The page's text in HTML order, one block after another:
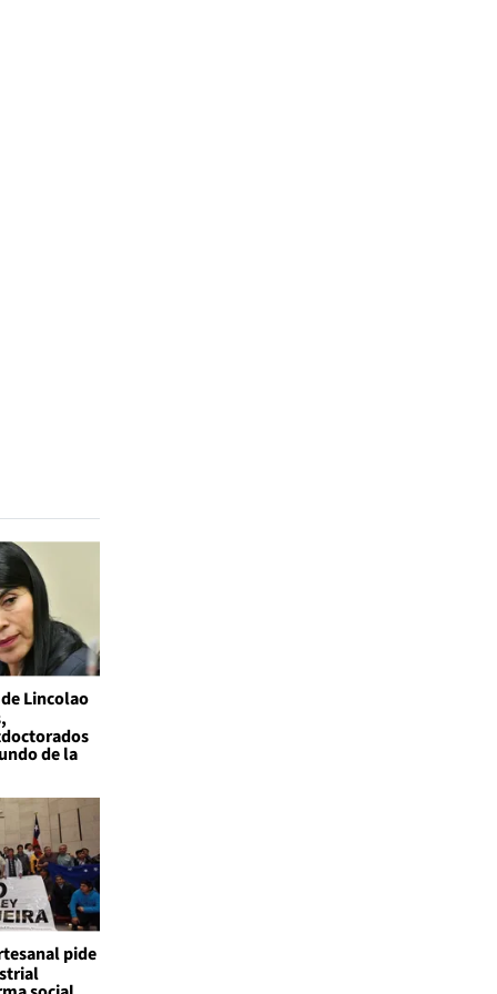
Lincolao
de la
pide